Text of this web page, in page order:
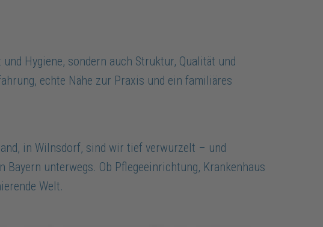
Hygiene, sondern auch Struktur, Qualität und
echte Nähe zur Praxis und ein familiäres
in Wilnsdorf, sind wir tief verwurzelt – und
unterwegs. Ob Pflegeeinrichtung, Krankenhaus
Welt.